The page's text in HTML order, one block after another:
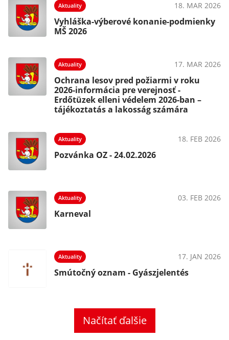
Aktuality 18. MAR 2026
Vyhláška-výberové konanie-podmienky
MŠ 2026
Aktuality 17. MAR 2026
Ochrana lesov pred požiarmi v roku
2026-informácia pre verejnosť -
Erdőtüzek elleni védelem 2026-ban –
tájékoztatás a lakosság számára
Aktuality 18. FEB 2026
Pozvánka OZ - 24.02.2026
Aktuality 03. FEB 2026
Karneval
Aktuality 17. JAN 2026
Smútočný oznam - Gyászjelentés
Načítať ďalšie